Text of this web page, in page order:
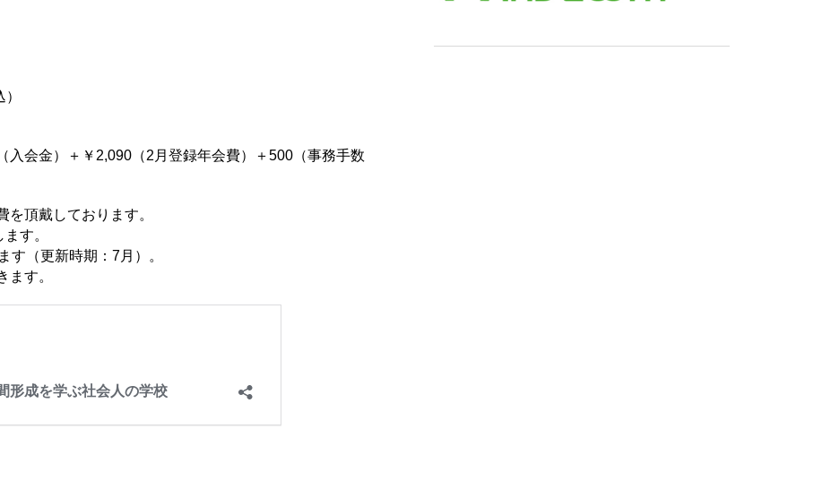
入会金）＋￥2,090（2月登録年会費）＋500（事務手数
頂戴しております。
す。
（更新時期：7月）。
す。